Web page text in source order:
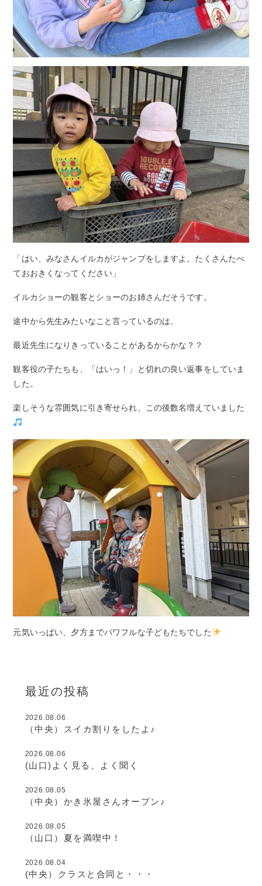
「はい、みなさんイルカがジャンプをしますよ。たくさんたべ
ておおきくなってください」
イルカショーの観客とショーのお姉さんだそうです。
途中から先生みたいなこと言っているのは、
最近先生になりきっていることがあるからかな？？
観客役の子たちも、「はいっ！」と切れの良い返事をしていま
した。
楽しそうな雰囲気に引き寄せられ、この後数名増えていました
元気いっぱい、夕方までパワフルな子どもたちでした
最近の投稿
2026.08.06
（中央）スイカ割りをしたよ♪
2026.08.06
(山口)よく見る、よく聞く
2026.08.05
（中央）かき氷屋さんオープン♪
2026.08.05
（山口）夏を満喫中！
2026.08.04
(中央）クラスと合同と・・・